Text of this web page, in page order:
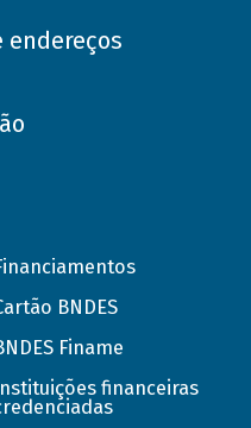
endereços
BNDES
Finame
Instituições financeiras